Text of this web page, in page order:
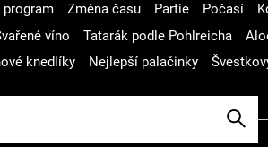
program Změna času Partie Počasí
víno Tatarák podle Pohlreicha
knedlíky Nejlepší palačinky